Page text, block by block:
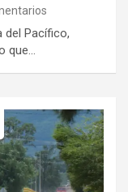
del Pacífico,
que…